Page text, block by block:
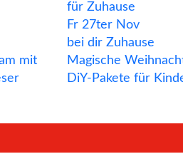
mit
Fr 27ter Nov
bei dir Zuhause
Magische
DiY-Pakete für